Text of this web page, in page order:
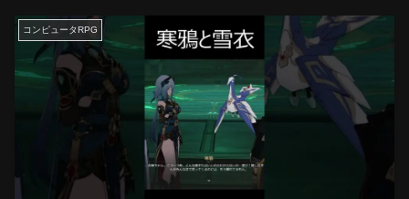
コンピュータRPG